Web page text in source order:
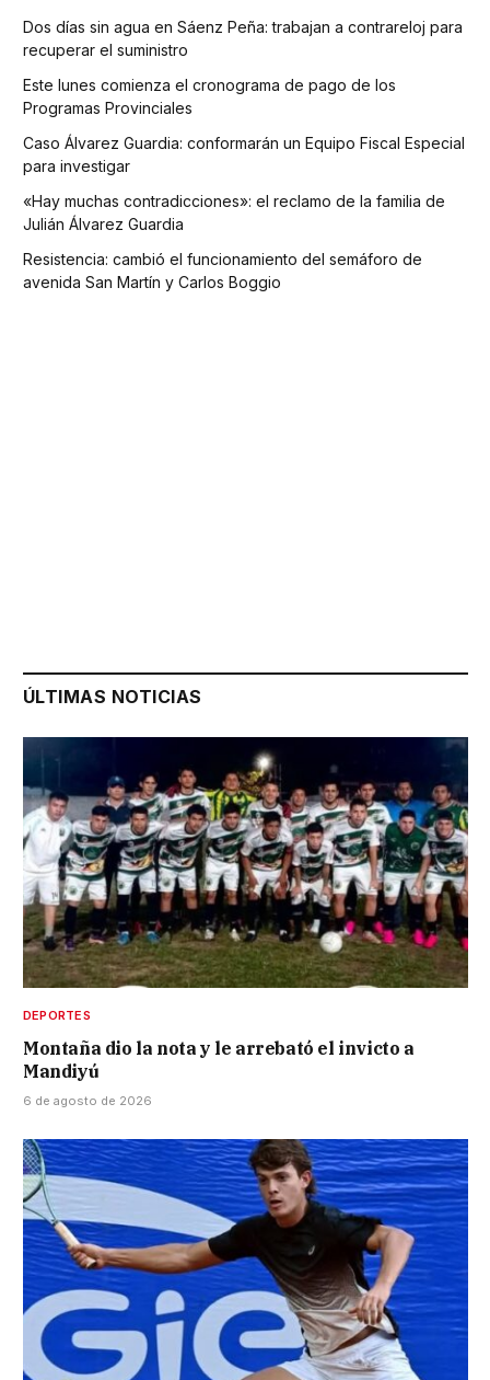
Dos días sin agua en Sáenz Peña: trabajan a contrareloj para
recuperar el suministro
Este lunes comienza el cronograma de pago de los
Programas Provinciales
Caso Álvarez Guardia: conformarán un Equipo Fiscal Especial
para investigar
«Hay muchas contradicciones»: el reclamo de la familia de
Julián Álvarez Guardia
Resistencia: cambió el funcionamiento del semáforo de
avenida San Martín y Carlos Boggio
ÚLTIMAS NOTICIAS
DEPORTES
Montaña dio la nota y le arrebató el invicto a
Mandiyú
6 de agosto de 2026